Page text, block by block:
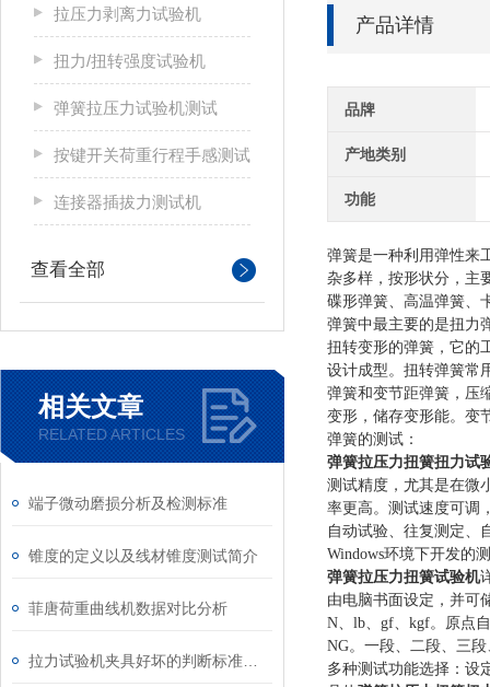
拉压力剥离力试验机
扭力/扭转强度试验机
弹簧拉压力试验机测试
按键开关荷重行程手感测试
连接器插拔力测试机
查看全部
相关文章
RELATED ARTICLES
端子微动磨损分析及检测标准
锥度的定义以及线材锥度测试简介
菲唐荷重曲线机数据对比分析
产品详情
品牌
产地类别
功能
弹簧是一种利用弹性来
杂多样，按形状分，主
碟形弹簧、高温弹簧、
弹簧中最主要的是扭力
扭转变形的弹簧，它的
设计成型。扭转弹簧常
弹簧和变节距弹簧，压
变形，储存变形能。变
弹簧的测试：
弹簧拉压力扭簧扭力试
测试精度，尤其是在微
率更高。测试速度可调
自动试验、往复测定、
Windows环境下开发的
弹簧拉压力扭簧试验机
由电脑书面设定，并可
N、 lb、 gf、 kgf。原点
NG。一段、二段、三
多种测试功能选择：设